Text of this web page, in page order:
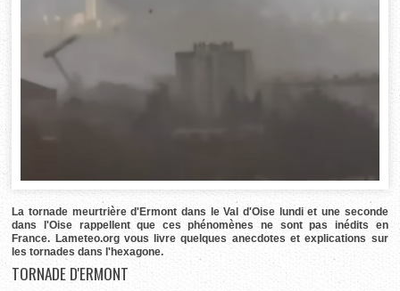
La tornade meurtrière d'Ermont dans le Val d'Oise lundi et une seconde
dans l'Oise rappellent que ces phénomènes ne sont pas inédits en
France. Lameteo.org vous livre quelques anecdotes et explications sur
les tornades dans l'hexagone.
TORNADE D'ERMONT